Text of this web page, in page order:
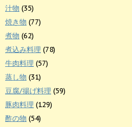
汁物 (35)
焼き物 (77)
煮物 (62)
煮込み料理 (78)
牛肉料理 (57)
蒸し物 (31)
豆腐/揚げ料理 (59)
豚肉料理 (129)
酢の物 (54)